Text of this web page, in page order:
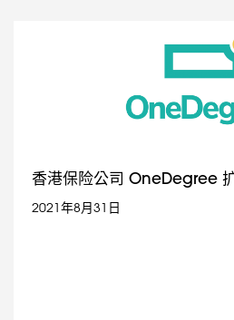
香港保险公司 OneDegree
2021年8月31日